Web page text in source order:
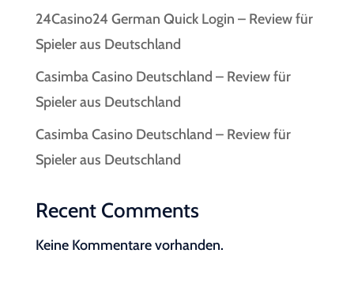
24Casino24 German Quick Login – Review für
Spieler aus Deutschland
Casimba Casino Deutschland – Review für
Spieler aus Deutschland
Casimba Casino Deutschland – Review für
Spieler aus Deutschland
Recent Comments
Keine Kommentare vorhanden.